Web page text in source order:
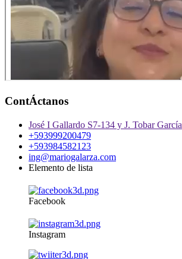
ContÁctanos
José I Gallardo S7-134 y J. Tobar García
+593999200479
+593984582123
ing@mariogalarza.com
Elemento de lista
Facebook
Instagram